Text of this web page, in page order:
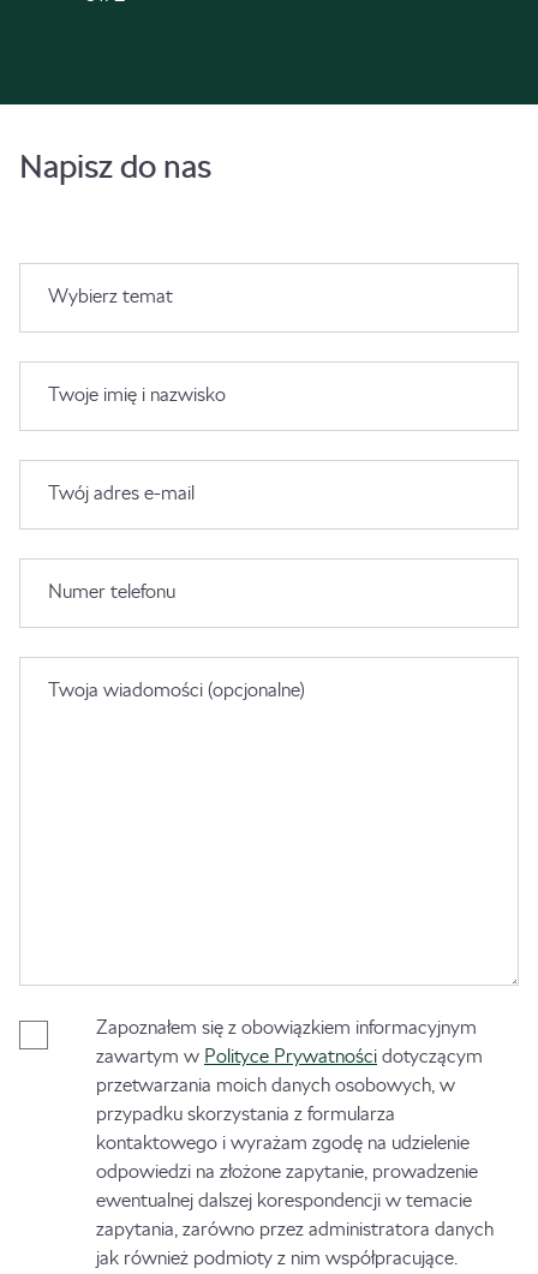
Napisz do nas
Wybierz temat
Twoje imię i nazwisko
Twój adres e-mail
Numer telefonu
Twoja wiadomości (opcjonalne)
Zapoznałem się z obowiązkiem informacyjnym
zawartym w Polityce Prywatności dotyczącym
przetwarzania moich danych osobowych, w
przypadku skorzystania z formularza
kontaktowego i wyrażam zgodę na udzielenie
odpowiedzi na złożone zapytanie, prowadzenie
ewentualnej dalszej korespondencji w temacie
zapytania, zarówno przez administratora danych
jak również podmioty z nim współpracujące.